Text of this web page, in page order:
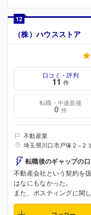
12
（株）ハウスストア
口コミ・評判
11 件
転職・中途面接
0 件
不動産業
埼玉県川口市戸塚２−２
転職後のギャップの口
不動産会社という契約を
はなにもなかった。
また、ポスティングに関